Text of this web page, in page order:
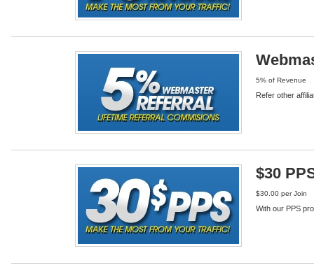
5% of Revenue
Refer other
$30
$30.00 per Join
With our PPS